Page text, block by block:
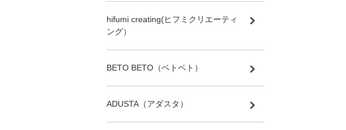
hifumi creating(ヒフミクリエーティ
ング）
BETO BETO（ベトベト）
ADUSTA（アダスタ）